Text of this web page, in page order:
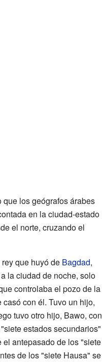
los geógrafos árabes
en la ciudad-estado
el norte, cruzando el
que huyó de Bagdad,
la ciudad de noche, solo
controlaba el pozo de la
con él. Tuvo un hijo,
tuvo otro hijo, Bawo, con
estados secundarios"
el antepasado de los "siete
de los "siete Hausa" se